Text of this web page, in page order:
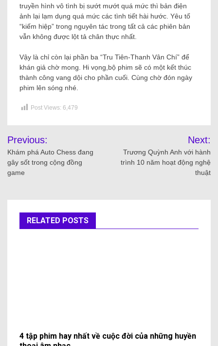
truyền hình vô tình bị sướt mướt quá mức thì bản điện
ảnh lại lạm dụng quá mức các tình tiết hài hước. Yêu tố
“kiếm hiệp” trong nguyên tác trong tất cả các phiên bản
vẫn không được lột tả chân thực nhất.
Vậy là chỉ còn lại phần ba “Tru Tiên-Thanh Vân Chí” để
khán giả chờ mong. Hi vọng,bộ phim sẽ có một kết thúc
thành công vang dội cho phần cuối. Cùng chờ đón ngày
phim lên sóng nhé.
Post Views: 6,479
Previous:
Khám phá Auto Chess đang
gây sốt trong cộng đồng
game
Next:
Trương Quỳnh Anh với hành
trình 10 năm hoạt động nghệ
thuật
RELATED POSTS
4 tập phim hay nhất về cuộc đời của những huyền